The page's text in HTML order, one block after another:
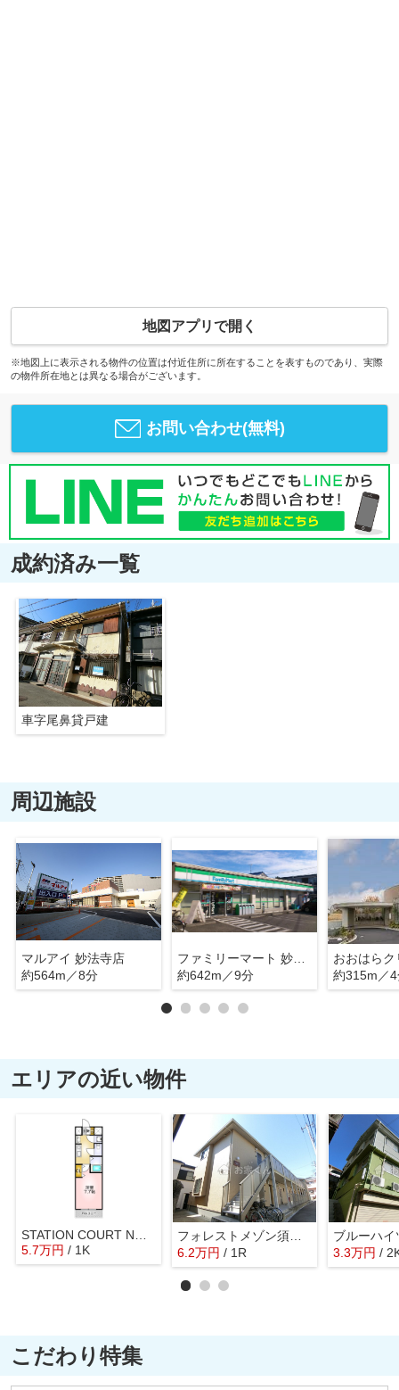
地図アプリで開く
※地図上に表示される物件の位置は付近住所に所在することを表すものであり、実際
の物件所在地とは異なる場合がございます。
お問い合わせ(無料)
成約済み一覧
車字尾鼻貸戸建
周辺施設
マルアイ 妙法寺店
約564m／8分
ファミリーマート 妙法寺インター店
約642m／9分
おおはらク
約315m／
エリアの近い物件
5.7万円 / 1K
フォレストメゾン須磨寺
6.2万円 / 1R 3.3万円 /
こだわり特集